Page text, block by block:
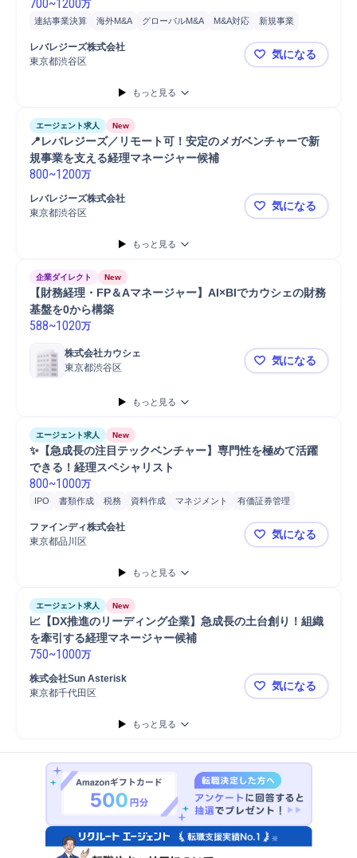
700~1200万
連結事業決算 海外M&A グローバルM&A M&A対応
新規事業
財務 税務
経理
国際税務
マネジメント
レバレジーズ株式会社
東京都渋谷区
1兆円企業
気になる
もっと見る
エージェント求人 New
📍レバレジーズ／リモート可！安定のメガベンチャーで新
規事業を支える経理マネージャー候補
800~1200万
レバレジーズ株式会社
東京都渋谷区
📍レバレジ
気になる
もっと見る
企業ダイレクト New
【財務経理・FP＆Aマネージャー】AI×BIでカウシェの財務
基盤を0から構築
588~1020万
株式会社カウシェ
東京都渋谷区
【財務経理
気になる
もっと見る
エージェント求人 New
✨【急成長の注目テックベンチャー】専門性を極めて活躍
できる！経理スペシャリスト
800~1000万
IPO 書類作成 税務 資料作成 マネジメント
有価証券管理
会計
Microsoft Excel
財務 体制構築
ファインディ株式会社
東京都品川区
✨【急成長
気になる
もっと見る
エージェント求人 New
📈【DX推進のリーディング企業】急成長の土台創り！組織
を牽引する経理マネージャー候補
750~1000万
株式会社Sun Asterisk
東京都千代田区
📈【DX推
気になる
もっと見る